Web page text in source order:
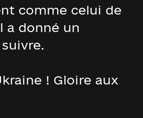
comme celui de
a donné un
! Gloire aux